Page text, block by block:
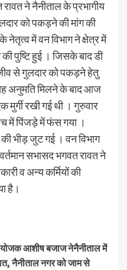
ने नैनीताल के प्रभागीय
को पकड़ने की मांग की
में वन विभाग ने क्षेत्र में
पुष्टि हुई । जिसके बाद डी
से गुलदार को पकड़ने हेतु
अनुमति मिलने के बाद आज
मुर्गी रखी गई थी । गुरुवार
में पिंजड़े में फंस गया ।
भीड़ जुट गई । वन विभाग
सभासद भगवत रावत ने
व अन्य कर्मियों की
है।
आशीष बजाज नेनैनीताल में
नैनीताल नगर को जाम से